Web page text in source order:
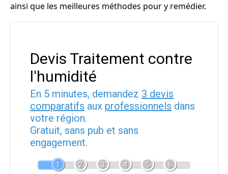
ainsi que les meilleures méthodes pour y remédier.
Devis Traitement contre
l'humidité
En 5 minutes, demandez 3 devis
comparatifs aux professionnels dans
votre région.
Gratuit, sans pub et sans
engagement.
1 2 3 4 5 6